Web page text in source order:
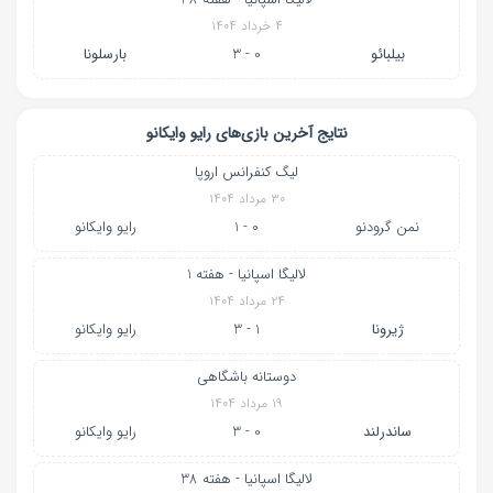
۴ خرداد ۱۴۰۴
بیلبائو 0 - 3 بارسلونا
نتایج آخرین بازی‌های رایو وایکانو
لیگ کنفرانس اروپا
۳۰ مرداد ۱۴۰۴
نمن گرودنو 0 - 1 رایو وایکانو
لالیگا اسپانیا - هفته 1
۲۴ مرداد ۱۴۰۴
ژیرونا 1 - 3 رایو وایکانو
دوستانه باشگاهی
۱۹ مرداد ۱۴۰۴
ساندرلند 0 - 3 رایو وایکانو
لالیگا اسپانیا - هفته 38